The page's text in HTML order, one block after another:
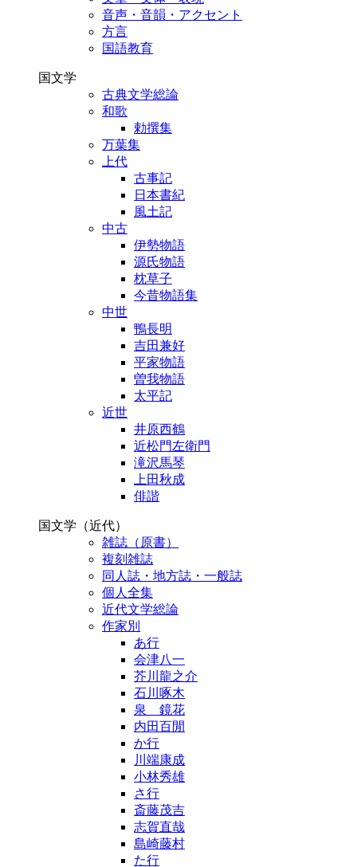
音声・音韻・アクセント
方言
国語教育
国文学
古典文学総論
和歌
勅撰集
万葉集
上代
古事記
日本書紀
風土記
中古
伊勢物語
源氏物語
枕草子
今昔物語集
中世
鴨長明
吉田兼好
平家物語
曽我物語
太平記
近世
井原西鶴
近松門左衛門
滝沢馬琴
上田秋成
俳諧
国文学（近代）
雑誌（原書）
複刻雑誌
同人誌・地方誌・一般誌
個人全集
近代文学総論
作家別
あ行
会津八一
芥川龍之介
石川啄木
泉 鏡花
内田百閒
か行
川端康成
小林秀雄
さ行
斎藤茂吉
志賀直哉
島崎藤村
た行